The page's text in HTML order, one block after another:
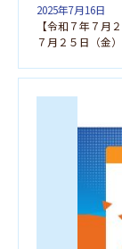
2025年7月16日